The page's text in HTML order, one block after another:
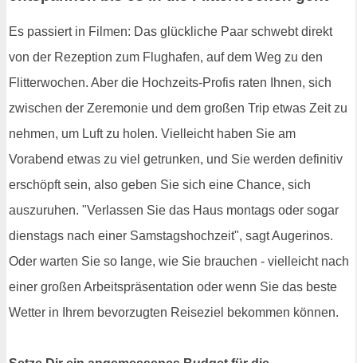
Es passiert in Filmen: Das glückliche Paar schwebt direkt
von der Rezeption zum Flughafen, auf dem Weg zu den
Flitterwochen. Aber die Hochzeits-Profis raten Ihnen, sich
zwischen der Zeremonie und dem großen Trip etwas Zeit zu
nehmen, um Luft zu holen. Vielleicht haben Sie am
Vorabend etwas zu viel getrunken, und Sie werden definitiv
erschöpft sein, also geben Sie sich eine Chance, sich
auszuruhen. "Verlassen Sie das Haus montags oder sogar
dienstags nach einer Samstagshochzeit", sagt Augerinos.
Oder warten Sie so lange, wie Sie brauchen - vielleicht nach
einer großen Arbeitspräsentation oder wenn Sie das beste
Wetter in Ihrem bevorzugten Reiseziel bekommen können.